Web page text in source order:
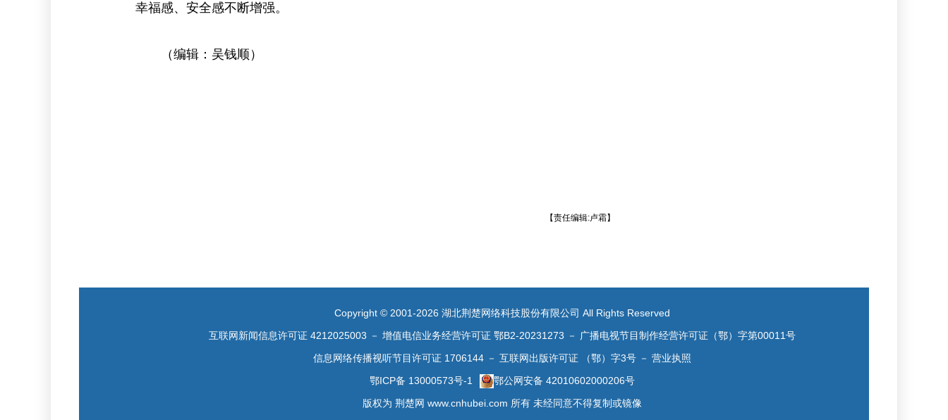
幸福感、安全感不断增强。
（编辑：吴钱顺）
【责任编辑:卢霜】
Copyright © 2001-2026 湖北荆楚网络科技股份有限公司 All Rights Reserved
互联网新闻信息许可证 4212025003 － 增值电信业务经营许可证 鄂B2-20231273 －
广播电视节目制作经营许可证（鄂）字第00011号
信息网络传播视听节目许可证 1706144 － 互联网出版许可证 （鄂）字3号 － 营业执照
鄂ICP备 13000573号-1
鄂公网安备 42010602000206号
版权为 荆楚网 www.cnhubei.com 所有 未经同意不得复制或镜像